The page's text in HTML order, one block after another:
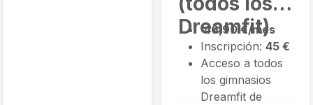
Dreamfit)
46,90 €/mes
Inscripción: 45 €
Acceso a todos
los gimnasios
Dreamfit de